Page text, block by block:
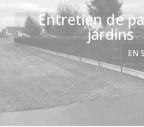
Entretien de
jardins
EN